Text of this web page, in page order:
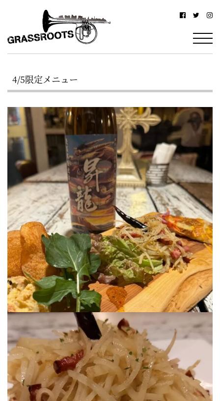
浜
グ
ス
ル
ー
ツ
–
YOKOHAMA
Grassroots
–
駅
北
西
口
か
ら
徒
歩
約
3
分・
鶴
屋
町
に
あ
る
ダ
イ
ニ
ン
グ
バ
4/5限定メニュー